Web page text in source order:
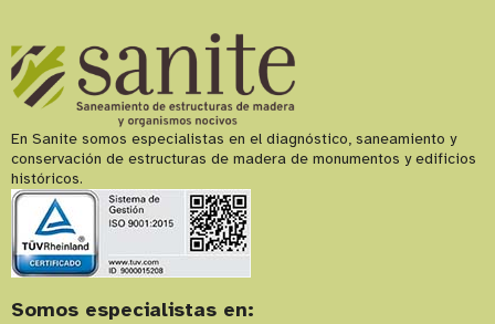
En Sanite somos especialistas en el diagnóstico, saneamiento y
conservación de estructuras de madera de monumentos y edificios
históricos.
Somos especialistas en: